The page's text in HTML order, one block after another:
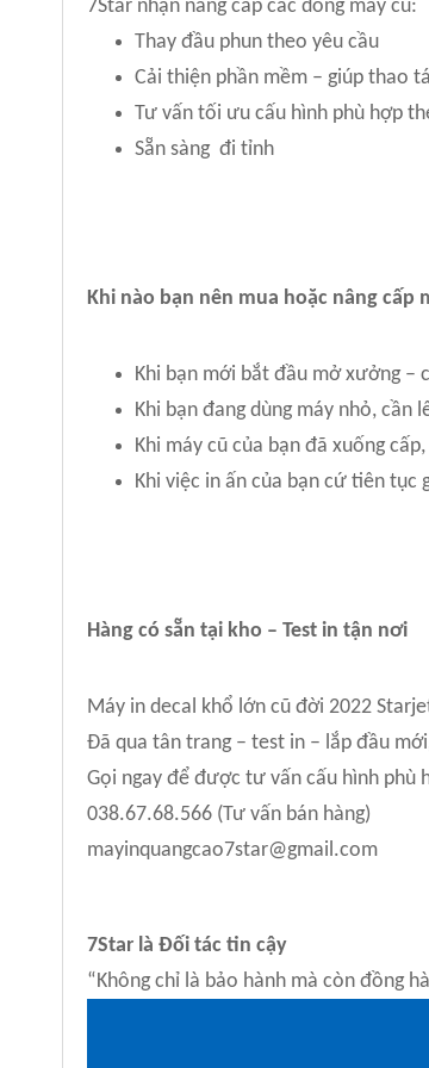
7Star nhận nâng cấp các dòng máy cũ:
Thay đầu phun theo yêu cầu
Cải thiện phần mềm – giúp thao
Tư vấn tối ưu cấu hình phù hợp
Sẵn sàng đi tỉnh
Khi nào bạn nên mua hoặc nâng cấp
Khi bạn mới bắt đầu mở xưởng –
Khi bạn đang dùng máy nhỏ, cần
Khi máy cũ của bạn đã xuống
Khi việc in ấn của bạn cứ tiên tục
Hàng có sẵn tại kho – Test in tận nơi
Máy in decal khổ lớn cũ đời 2022
Đã qua tân trang – test in – lắp đầu
Gọi ngay để được tư vấn cấu hình phù
038.67.68.566 (Tư vấn bán hàng)
mayinquangcao7star@gmail.com
7Star là Đối tác tin cậy
“Không chỉ là bảo hành mà còn đồng